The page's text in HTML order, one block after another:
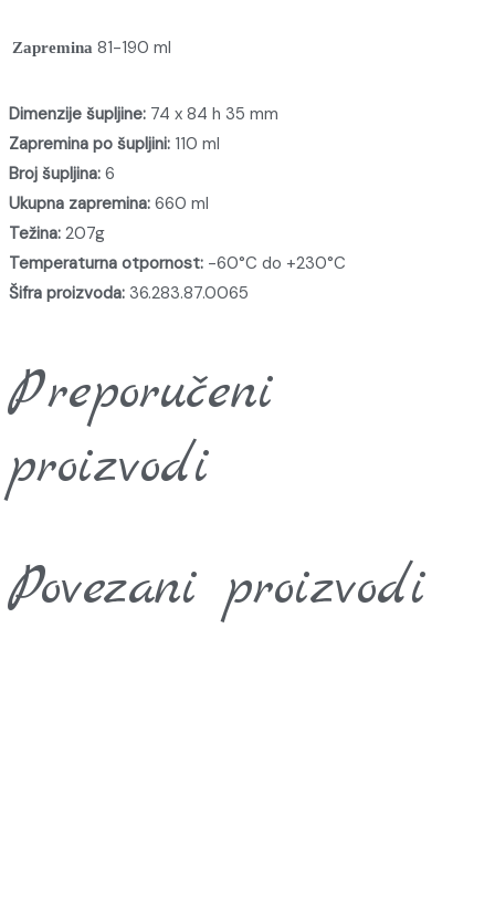
Zapremina 81-190 ml
Dimenzije šupljine: 74 x 84 h 35 mm
Zapremina po šupljini: 110 ml
Broj šupljina: 6
Ukupna zapremina: 660 ml
Težina: 207g
Temperaturna otpornost: -60°C do +230°C
Šifra proizvoda: 36.283.87.0065
Preporučeni
proizvodi
Povezani proizvodi